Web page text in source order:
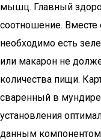
мышц. Главный
соотношение. Вместе
необходимо есть
или макарон не
количества пищи.
сваренный в
установления
данным компонентом